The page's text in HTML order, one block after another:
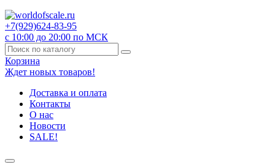
+7(929)624-83-95
с 10:00 до 20:00 по МСК
Корзина
Ждет новых товаров!
Доставка и оплата
Контакты
О нас
Новости
SALE!